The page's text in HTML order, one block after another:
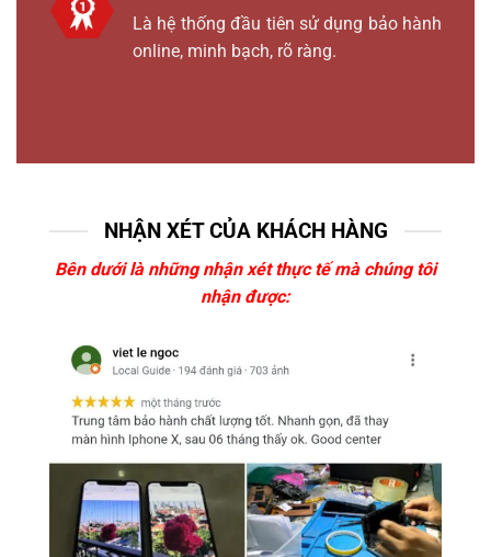
Là hệ thống đầu tiên sử dụng bảo hành
online, minh bạch, rõ ràng.
NHẬN XÉT CỦA KHÁCH HÀNG
Bên dưới là những nhận xét thực tế mà chúng tôi
nhận được: